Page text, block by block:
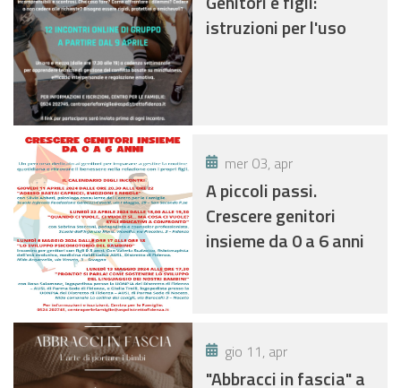
istruzioni per l'uso
mer 03, apr
A piccoli passi.
Crescere genitori
insieme da 0 a 6 anni
gio 11, apr
"Abbracci in fascia" a